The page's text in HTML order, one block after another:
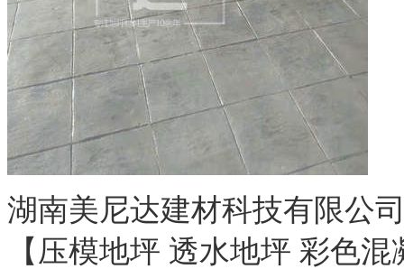
湖南美尼达建材科技有限公
【压模地坪 透水地坪 彩色